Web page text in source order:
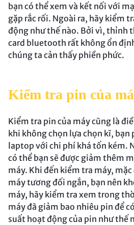
bạn có thể xem và kết nối với
gặp rắc rối. Ngoài ra, hãy kiểm
động như thế nào. Bởi vì, thỉnh
card bluetooth rất không ổn
chúng ta cản thấy phiền phức.
Kiểm tra pin của
Kiểm tra pin của máy cũng là
khi không chọn lựa chọn kĩ,
laptop với chi phí khá tốn kém.
có thể bạn sẽ được giảm thêm
máy. Khi đến kiểm tra máy,
máy tương đối ngắn, bạn nên
máy, hãy kiểm tra xem trong
máy đã giảm bao nhiêu pin để
suất hoạt động của pin như thế